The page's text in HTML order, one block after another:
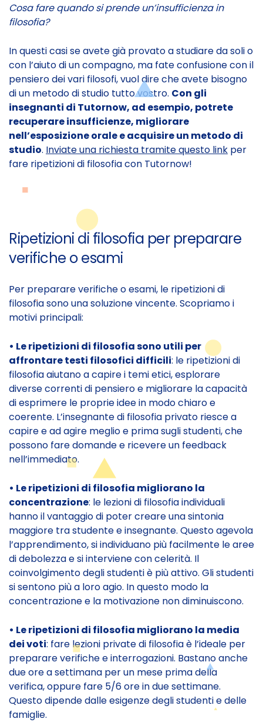
Cosa fare quando si prende un’insufficienza in
filosofia?
In questi casi se avete già provato a studiare da soli o
con l’aiuto di un compagno, ma fate confusione con il
pensiero dei vari filosofi, vuol dire che avete bisogno
di un metodo di studio tutto vostro. Con gli
insegnanti di Tutornow, ad esempio, potrete
recuperare insufficienze, migliorare
nell’esposizione orale e acquisire un metodo di
studio. Inviate una richiesta tramite questo link per
fare ripetizioni di filosofia con Tutornow!
Ripetizioni di filosofia per preparare
verifiche o esami
Per preparare verifiche o esami, le ripetizioni di
filosofia sono una soluzione vincente. Scopriamo i
motivi principali:
• Le ripetizioni di filosofia sono utili per
affrontare testi filosofici difficili: le ripetizioni di
filosofia aiutano a capire i temi etici, esplorare
diverse correnti di pensiero e migliorare la capacità
di esprimere le proprie idee in modo chiaro e
coerente. L’insegnante di filosofia privato riesce a
capire e ad agire meglio e prima sugli studenti, che
possono fare domande e ricevere un feedback
nell’immediato.
• Le ripetizioni di filosofia migliorano la
concentrazione: le lezioni di filosofia individuali
hanno il vantaggio di poter creare una sintonia
maggiore tra studente e insegnante. Questo agevola
l’apprendimento, si individuano più facilmente le aree
di debolezza e si interviene con celerità. Il
coinvolgimento degli studenti è più attivo. Gli studenti
si sentono più a loro agio. In questo modo la
concentrazione e la motivazione non diminuiscono.
• Le ripetizioni di filosofia migliorano la media
dei voti: fare lezioni private di filosofia è l’ideale per
preparare verifiche e interrogazioni. Bastano anche
due ore a settimana per un mese prima della
verifica, oppure fare 5/6 ore in due settimane.
Questo dipende dalle esigenze degli studenti e delle
famiglie.